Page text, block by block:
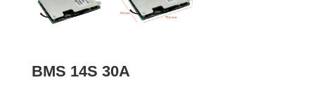
BMS 14S 30A